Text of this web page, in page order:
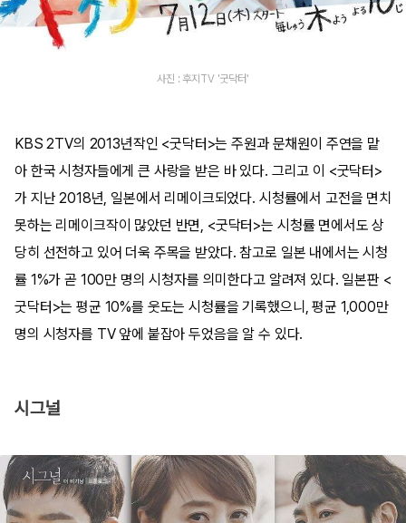
사진 : 후지TV '굿닥터'
KBS 2TV의 2013년작인 <굿닥터>는 주원과 문채원이 주연을 맡
아 한국 시청자들에게 큰 사랑을 받은 바 있다. 그리고 이 <굿닥터>
가 지난 2018년, 일본에서 리메이크되었다. 시청률에서 고전을 면치
못하는 리메이크작이 많았던 반면, <굿닥터>는 시청률 면에서도 상
당히 선전하고 있어 더욱 주목을 받았다. 참고로 일본 내에서는 시청
률 1%가 곧 100만 명의 시청자를 의미한다고 알려져 있다. 일본판 <
굿닥터>는 평균 10%를 웃도는 시청률을 기록했으니, 평균 1,000만
명의 시청자를 TV 앞에 붙잡아 두었음을 알 수 있다.
시그널